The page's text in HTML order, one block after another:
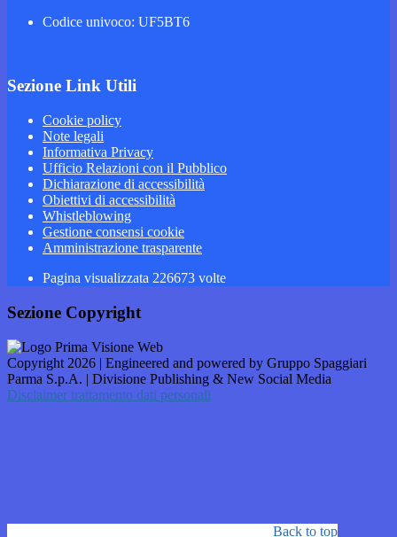
Codice univoco: UF5BT6
Sezione Link Utili
Cookie policy
Note legali
Informativa Privacy
Ufficio Relazioni con il Pubblico
Dichiarazione di accessibilità
Obiettivi di accessibilità
Whistleblowing
Gestione consensi cookie
Amministrazione trasparente
Pagina visualizzata 226673 volte
Sezione Copyright
Copyright 2026 | Engineered and powered by Gruppo Spaggiari
Parma S.p.A. | Divisione Publishing & New Social Media
Disclaimer trattamento dati personali
Back to top